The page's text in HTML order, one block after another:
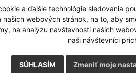
a ďalšie technológie sledovania
našich webových stránok, na to, aby
na analýzu návštevnosti našich
naši návštevníci
SÚHLASÍM Zmeniť moje
webdesign|